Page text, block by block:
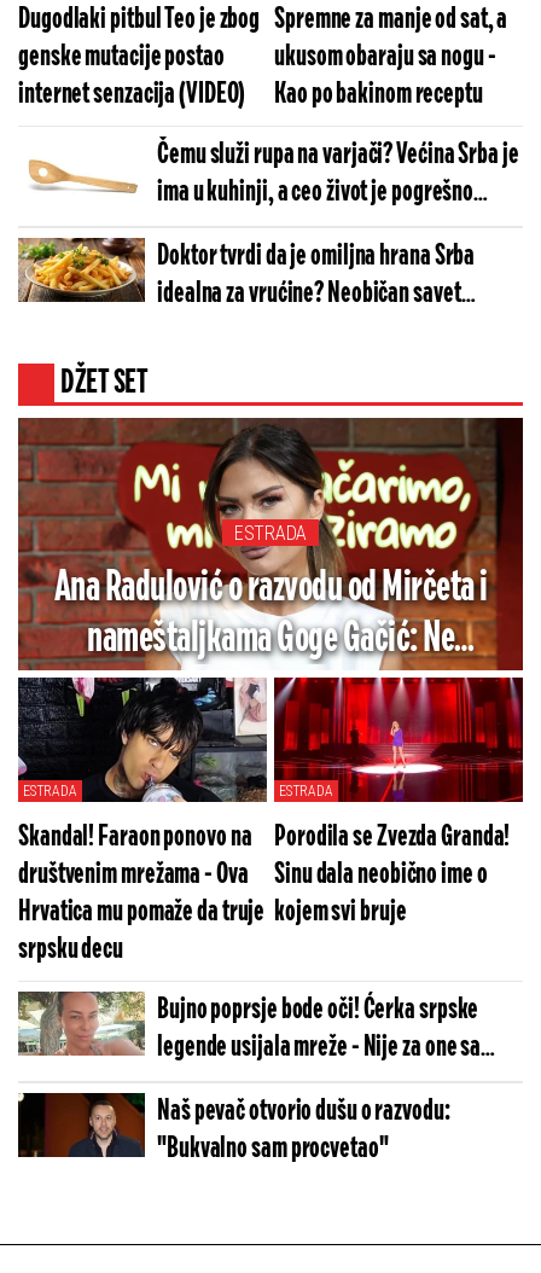
Dugodlaki pitbul Teo je zbog
genske mutacije postao
internet senzacija (VIDEO)
Spremne za manje od sat, a
ukusom obaraju sa nogu -
Kao po bakinom receptu
Čemu služi rupa na varjači? Većina Srba je
ima u kuhinji, a ceo život je pogrešno
koriste
Doktor tvrdi da je omiljna hrana Srba
idealna za vrućine? Neobičan savet
DŽET SET
ESTRADA
Ana Radulović o razvodu od Mirčeta i
nameštaljkama Goge Gačić: Ne
propustite "Demanti" večeras tačno u
20 časova!
ESTRADA
Skandal! Faraon ponovo na
društvenim mrežama - Ova
Hrvatica mu pomaže da truje
srpsku decu
ESTRADA
Porodila se Zvezda Granda!
Sinu dala neobično ime o
kojem svi bruje
Bujno poprsje bode oči! Ćerka srpske
legende usijala mreže - Nije za one sa
slabim srcem
Naš pevač otvorio dušu o razvodu:
"Bukvalno sam procvetao"